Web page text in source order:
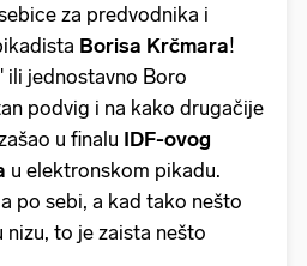
za predvodnika i
Borisa Krčmara!
ili jednostavno Boro
podvig i na kako drugačije
u finalu IDF-ovog
u elektronskom pikadu.
po sebi, a kad tako nešto
to je zaista nešto